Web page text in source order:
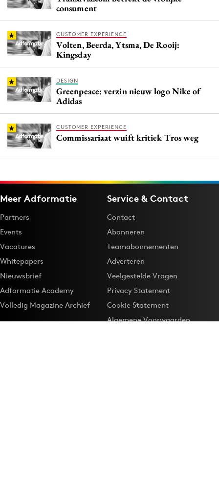
consument
CUSTOMER EXPERIENCE
Volten, Beerda, Ytsma, De Rooij:
Kingsday
DESIGN
Greenpeace: verzin nieuw logo Nike of
Adidas
CUSTOMER EXPERIENCE
Commissariaat wuift kritiek Tros weg
Meer Adformatie
Partners
Events
Vacatures
Whitepapers
Nieuwsbrief
Adformatie Academy
Volledig Magazine Archief
Service & Contact
Contact
Abonneren
Teamabonnementen
Adverteren
Veelgestelde Vragen
Privacy Statement
Cookie Statement
Algemene Voorwaarden